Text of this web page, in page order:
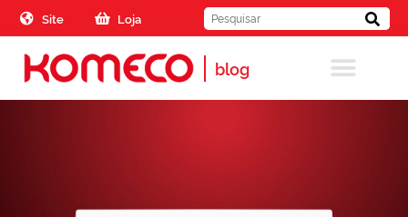
Skip to the content
Site Loja
blog